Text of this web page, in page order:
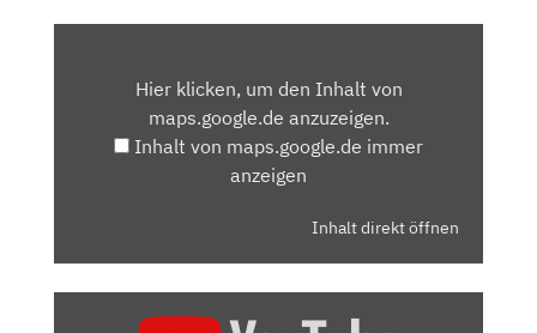
MAPS.GOOGLE.DEHier klicken, um den Inhalt von
maps.google.de anzuzeigen.
Inhalt von maps.google.de immer
anzeigen
Inhalt direkt öffnen